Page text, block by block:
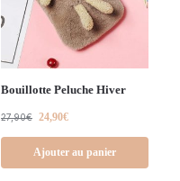
Bouillotte Peluche Hiver
27,90€ 24,90€
Ajouter au panier